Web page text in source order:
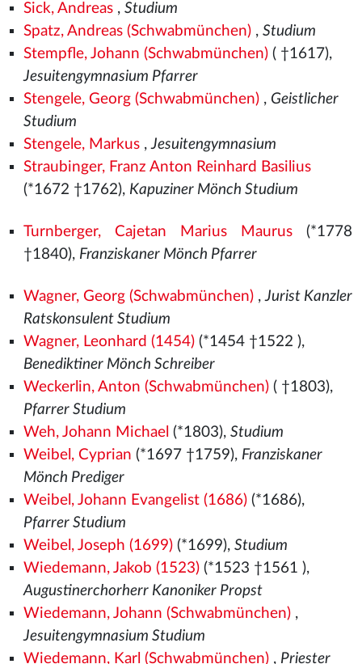
Sick, Andreas, Studium
Spatz, Andreas (Schwabmünchen), Studium
Stempfle, Johann (Schwabmünchen)( †1617),
Jesuitengymnasium Pfarrer
Stengele, Georg (Schwabmünchen), Geistlicher
Studium
Stengele, Markus,Jesuitengymnasium
Straubinger, Franz Anton Reinhard Basilius
(*1672 †1762), Kapuziner Mönch Studium
Turnberger, Cajetan Marius Maurus (*1778
†1840), Franziskaner Mönch Pfarrer
Wagner, Georg (Schwabmünchen),Jurist Kanzler
Ratskonsulent Studium
Wagner, Leonhard (1454)(*1454 †1522 ),
Benediktiner Mönch Schreiber
Weckerlin, Anton (Schwabmünchen)( †1803),
Pfarrer Studium
Weh, Johann Michael (*1803), Studium
Weibel, Cyprian (*1697 †1759), Franziskaner
Mönch Prediger
Weibel, Johann Evangelist (1686)(*1686),
Pfarrer Studium
Weibel, Joseph (1699)(*1699), Studium
Wiedemann, Jakob (1523)(*1523 †1561 ),
Augustinerchorherr Kanoniker Propst
Wiedemann, Johann (Schwabmünchen),
Jesuitengymnasium Studium
Wiedemann, Karl (Schwabmünchen), Priester